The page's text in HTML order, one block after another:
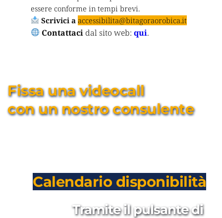
essere conforme in tempi brevi.
Scrivici a accessibilita@bitagoraorobica.it
Contattaci dal sito web: qui.
Fissa una videocall
con un nostro consulente
Calendario disponibilità
Tramite il pulsante di